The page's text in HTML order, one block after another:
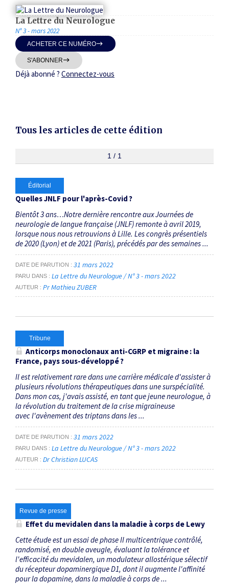
Publication
Thématiques
Dates
au
RECHERCHER
La Lettre du Neurologue
N° 3 - mars 2022
ACHETER CE NUMÉRO
S'ABONNER
Déjà abonné ? Connectez-vous
Tous les articles de cette édition
1 / 1
Éditorial
Quelles JNLF pour l'après-Covid ?
Bientôt 3 ans…Notre dernière rencontre aux Journées de
neurologie de langue française (JNLF) remonte à avril 2019,
lorsque nous nous retrouvions à Lille. Les congrès présentiels
de 2020 (Lyon) et de 2021 (Paris), précédés par des semaines ...
DATE DE PARUTION 31 mars 2022
PARU DANS La Lettre du Neurologue / N° 3 - mars 2022
AUTEUR Pr Mathieu ZUBER
Tribune
Anticorps monoclonaux anti-CGRP et migraine : la
France, pays sous-développé ?
Il est relativement rare dans une carrière médicale d'assister à
plusieurs révolutions thérapeutiques dans une surspécialité.
Dans mon cas, j'avais assisté, en tant que jeune neurologue, à
la révolution du traitement de la crise migraineuse
avec l'avènement des triptans dans les ...
DATE DE PARUTION 31 mars 2022
PARU DANS La Lettre du Neurologue / N° 3 - mars 2022
AUTEUR Dr Christian LUCAS
Revue de presse
Effet du mevidalen dans la maladie à corps de Lewy
Cette étude est un essai de phase II multicentrique contrôlé,
randomisé, en double aveugle, évaluant la tolérance et
l'efficacité du mevidalen, un modulateur allostérique sélectif
du récepteur dopaminergique D1, dont il augmente l'affinité
pour la dopamine, dans la maladie à corps de ...